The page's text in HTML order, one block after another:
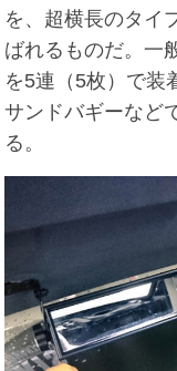
を、超横長のタイ
ばれるものだ。一
を5連（5枚）で装
サンドバギーなど
る。